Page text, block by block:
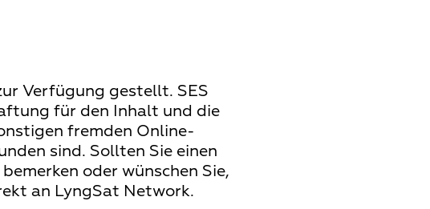
Verfügung gestellt. SES
für den Inhalt und die
fremden Online-
sind. Sollten Sie einen
oder wünschen Sie,
an LyngSat Network.